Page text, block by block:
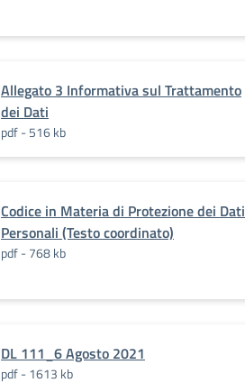
Allegato 3 Informativa sul Trattamento
dei Dati
pdf - 516 kb
Codice in Materia di Protezione dei Dati
Personali (Testo coordinato)
pdf - 768 kb
DL 111_6 Agosto 2021
pdf - 1613 kb